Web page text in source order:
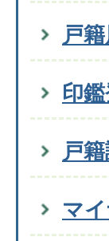
戸
印
戸
マ